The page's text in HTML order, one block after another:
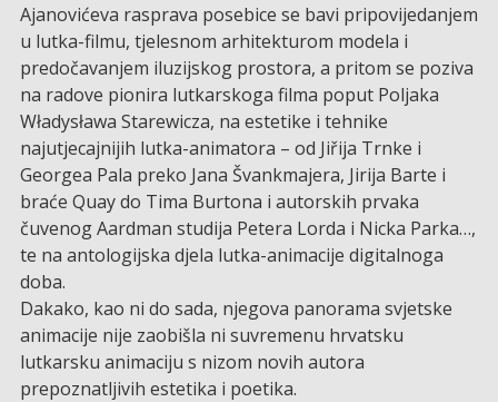
Ajanovićeva rasprava posebice se bavi pripovijedanjem
u lutka-filmu, tjelesnom arhitekturom modela i
predočavanjem iluzijskog prostora, a pritom se poziva
na radove pionira lutkarskoga filma poput Poljaka
Władysława Starewicza, na estetike i tehnike
najutjecajnijih lutka-animatora – od Jiřija Trnke i
Georgea Pala preko Jana Švankmajera, Jirija Barte i
braće Quay do Tima Burtona i autorskih prvaka
čuvenog Aardman studija Petera Lorda i Nicka Parka…,
te na antologijska djela lutka-animacije digitalnoga
doba.
Dakako, kao ni do sada, njegova panorama svjetske
animacije nije zaobišla ni suvremenu hrvatsku
lutkarsku animaciju s nizom novih autora
prepoznatljivih estetika i poetika.